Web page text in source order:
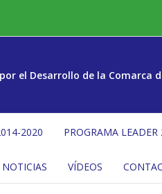
el Desarrollo de la Comarca
2020 PROGRAMA
NOTICIAS VÍDEOS